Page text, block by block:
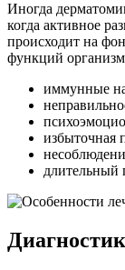
Иногда
когда активное
происходит на
функций
иммунные
избыточная
длительный